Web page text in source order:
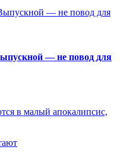
— не повод для
в малый апокалипсис,